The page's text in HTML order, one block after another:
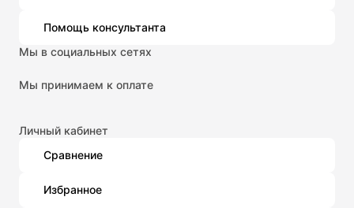
Помощь консультанта
Мы в социальных сетях
Мы принимаем к оплате
Личный кабинет
Сравнение
Избранное